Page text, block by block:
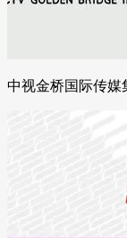
中视金桥国际传媒